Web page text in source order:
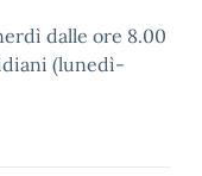
dalle ore 8.00
(lunedì-